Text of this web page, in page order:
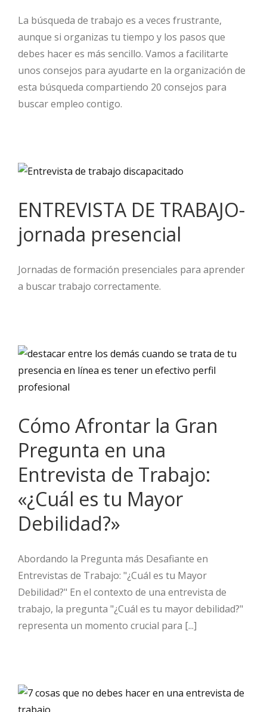
La búsqueda de trabajo es a veces frustrante,
aunque si organizas tu tiempo y los pasos que
debes hacer es más sencillo. Vamos a facilitarte
unos consejos para ayudarte en la organización de
esta búsqueda compartiendo 20 consejos para
buscar empleo contigo.
ENTREVISTA DE TRABAJO-
jornada presencial
Jornadas de formación presenciales para aprender
a buscar trabajo correctamente.
Cómo Afrontar la Gran
Pregunta en una
Entrevista de Trabajo:
«¿Cuál es tu Mayor
Debilidad?»
Abordando la Pregunta más Desafiante en
Entrevistas de Trabajo: "¿Cuál es tu Mayor
Debilidad?" En el contexto de una entrevista de
trabajo, la pregunta "¿Cuál es tu mayor debilidad?"
representa un momento crucial para [...]